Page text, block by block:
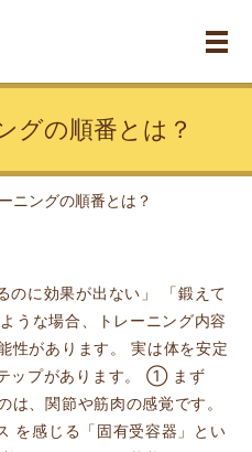
グの順番とは？
ニングの順番とは？
のに効果が出ない」 「鍛えて
うな場合、トレーニング内容
性があります。 実は体を安定
ップがあります。 ① まず
は、関節や筋肉の感覚です。
を感じる「固有受容器」とい